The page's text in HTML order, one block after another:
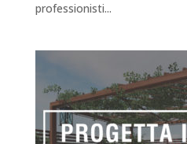
professionisti...